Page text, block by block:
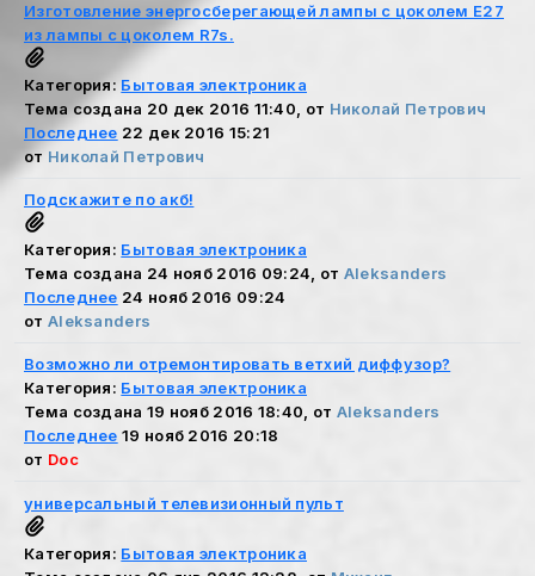
Изготовление энергосберегающей лампы с цоколем Е27
из лампы с цоколем R7s.
Категория: Бытовая электроника
Тема создана 20 дек 2016 11:40, от Николай Петрович
Последнее 22 дек 2016 15:21
от Николай Петрович
Подскажите по акб!
Категория: Бытовая электроника
Тема создана 24 нояб 2016 09:24, от Aleksanders
Последнее 24 нояб 2016 09:24
от Aleksanders
Возможно ли отремонтировать ветхий диффузор?
Категория: Бытовая электроника
Тема создана 19 нояб 2016 18:40, от Aleksanders
Последнее 19 нояб 2016 20:18
от Doc
универсальный телевизионный пульт
Категория: Бытовая электроника